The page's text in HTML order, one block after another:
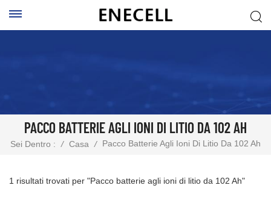
PACCO BATTERIE AGLI IONI DI LITIO DA 102 AH
Sei Dentro : / Casa / Pacco Batterie Agli Ioni Di Litio Da 102 Ah
1 risultati trovati per "Pacco batterie agli ioni di litio da 102 Ah"